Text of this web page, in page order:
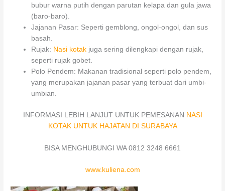
bubur warna putih dengan parutan kelapa dan gula jawa
(baro-baro).
Jajanan Pasar: Seperti gemblong, ongol-ongol, dan sus
basah.
Rujak: Nasi kotak juga sering dilengkapi dengan rujak,
seperti rujak gobet.
Polo Pendem: Makanan tradisional seperti polo pendem,
yang merupakan jajanan pasar yang terbuat dari umbi-
umbian.
INFORMASI LEBIH LANJUT UNTUK PEMESANAN NASI
KOTAK UNTUK HAJATAN DI SURABAYA
BISA MENGHUBUNGI WA 0812 3248 6661
www.kuliena.com